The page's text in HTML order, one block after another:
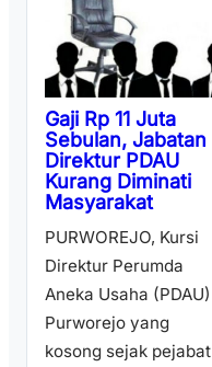
Gaji Rp 11 Juta
Sebulan, Jabatan
Direktur PDAU
Kurang Diminati
Masyarakat
PURWOREJO, Kursi
Direktur Perumda
Aneka Usaha (PDAU)
Purworejo yang
kosong sejak pejabat